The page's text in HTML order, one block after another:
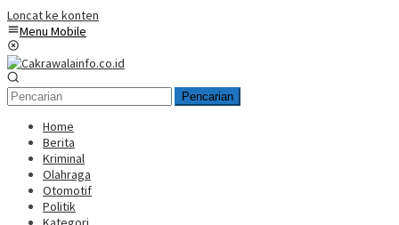
Loncat ke konten
Menu Mobile
Pencarian
Home
Berita
Kriminal
Olahraga
Otomotif
Politik